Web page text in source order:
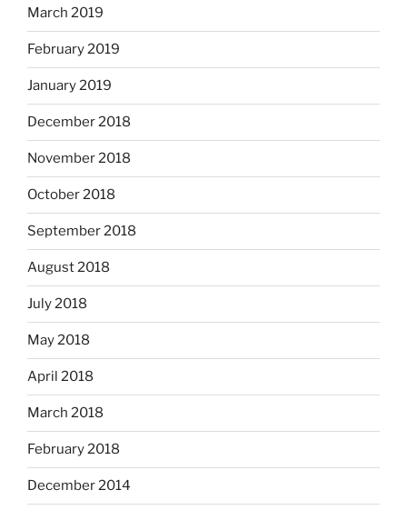
March 2019
February 2019
January 2019
December 2018
November 2018
October 2018
September 2018
August 2018
July 2018
May 2018
April 2018
March 2018
February 2018
December 2014